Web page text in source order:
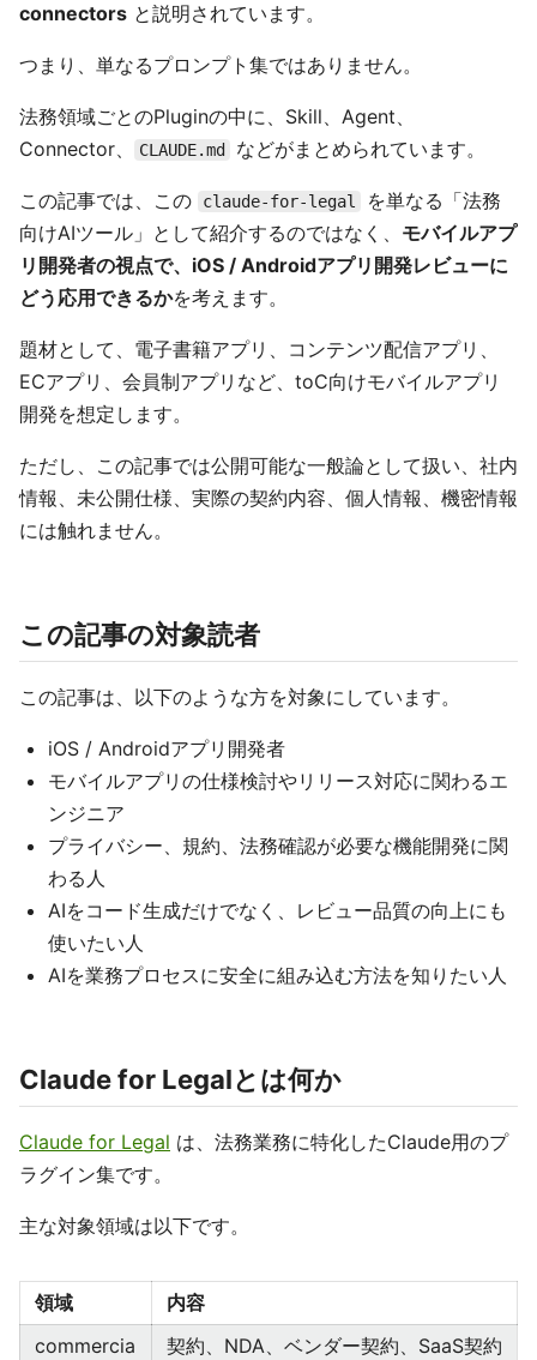
connectors と説明されています。
つまり、単なるプロンプト集ではありません。
法務領域ごとのPluginの中に、Skill、Agent、
Connector、
CLAUDE.md などがまとめられています。
この記事では、この claude-for-legal
を単なる「法務
向けAIツール」として紹介するのではなく、 モバイルアプ
リ開発者の視点で、iOS / Androidアプリ開発レビューに
どう応用できるかを考えます。
題材として、電子書籍アプリ、コンテンツ配信アプリ、
ECアプリ、会員制アプリなど、toC向けモバイルアプリ
開発を想定します。
ただし、この記事では公開可能な一般論として扱い、社内
情報、未公開仕様、実際の契約内容、個人情報、機密情報
には触れません。
この記事の対象読者
この記事は、以下のような方を対象にしています。
iOS / Androidアプリ開発者
モバイルアプリの仕様検討やリリース対応に関わるエ
ンジニア
プライバシー、規約、法務確認が必要な機能開発に関
わる人
AIをコード生成だけでなく、レビュー品質の向上にも
使いたい人
AIを業務プロセスに安全に組み込む方法を知りたい人
Claude for Legalとは何か
Claude for Legal は、法務業務に特化したClaude用のプ
ラグイン集です。
主な対象領域は以下です。
領域
内容
commercia
契約、NDA、ベンダー契約、SaaS契約